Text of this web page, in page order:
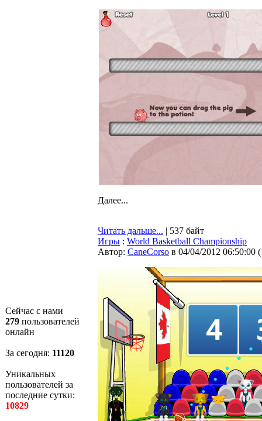
Сейчас с нами
279 пользователей
онлайн
За сегодня: 11120
Уникальных
пользователей за
последние сутки:
10829
Далее...
Читать дальше... | 537 байт
Игры : World Basketball Championship
Автор: CaneCorso в 04/04/2012 06:50:00 (